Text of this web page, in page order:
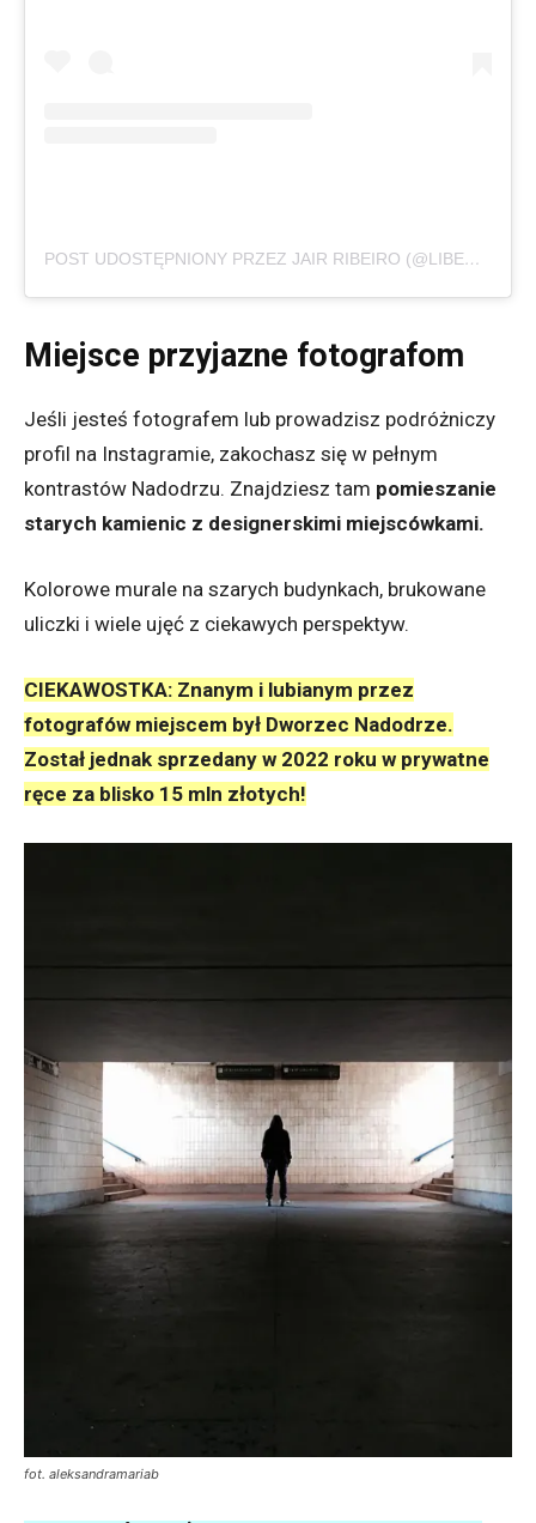
POST UDOSTĘPNIONY PRZEZ JAIR RIBEIRO (@LIBEROLIBER)
Miejsce przyjazne fotografom
Jeśli jesteś fotografem lub prowadzisz podróżniczy
profil na Instagramie, zakochasz się w pełnym
kontrastów Nadodrzu. Znajdziesz tam pomieszanie
starych kamienic z designerskimi miejscówkami.
Kolorowe murale na szarych budynkach, brukowane
uliczki i wiele ujęć z ciekawych perspektyw.
CIEKAWOSTKA: Znanym i lubianym przez
fotografów miejscem był Dworzec Nadodrze.
Został jednak sprzedany w 2022 roku w prywatne
ręce za blisko 15 mln złotych!
fot. aleksandramariab